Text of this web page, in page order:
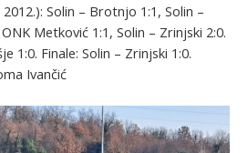
Solin – Brotnjo 1:1, Solin –
Metković 1:1, Solin – Zrinjski 2:0.
1:0. Finale: Solin – Zrinjski 1:0.
Ivančić